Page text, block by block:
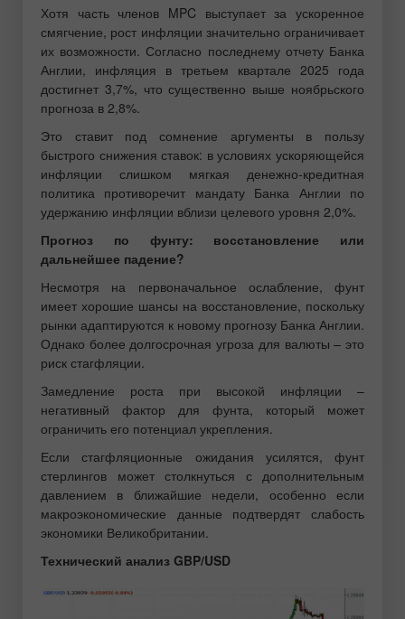
Хотя часть членов MPC выступает за ускоренное
смягчение, рост инфляции значительно ограничивает
их возможности. Согласно последнему отчету Банка
Англии, инфляция в третьем квартале 2025 года
достигнет 3,7%, что существенно выше ноябрьского
прогноза в 2,8%.
Это ставит под сомнение аргументы в пользу
быстрого снижения ставок: в условиях ускоряющейся
инфляции слишком мягкая денежно-кредитная
политика противоречит мандату Банка Англии по
удержанию инфляции вблизи целевого уровня 2,0%.
Прогноз по фунту: восстановление или
дальнейшее падение?
Несмотря на первоначальное ослабление, фунт
имеет хорошие шансы на восстановление, поскольку
рынки адаптируются к новому прогнозу Банка Англии.
Однако более долгосрочная угроза для валюты – это
риск стагфляции.
Замедление роста при высокой инфляции –
негативный фактор для фунта, который может
ограничить его потенциал укрепления.
Если стагфляционные ожидания усилятся, фунт
стерлингов может столкнуться с дополнительным
давлением в ближайшие недели, особенно если
макроэкономические данные подтвердят слабость
экономики Великобритании.
Технический анализ GBP/USD